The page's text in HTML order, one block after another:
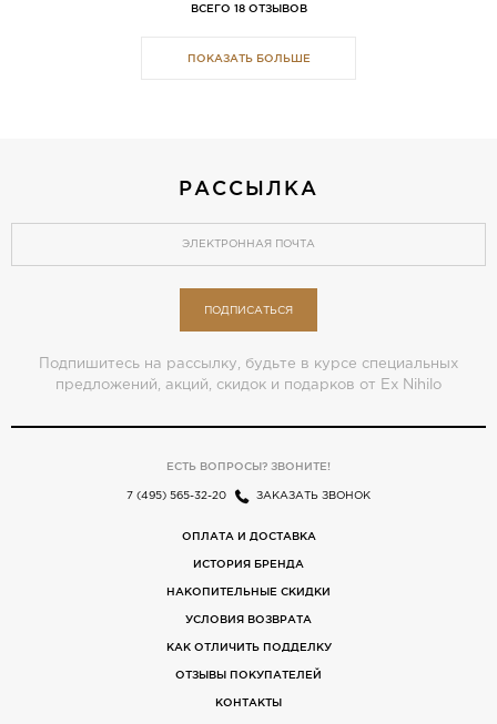
ВСЕГО 18 ОТЗЫВОВ
ПОКАЗАТЬ БОЛЬШЕ
РАССЫЛКА
ПОДПИСАТЬСЯ
Подпишитесь на рассылку, будьте в курсе специальных
предложений, акций, скидок и подарков от Ex Nihilo
ЕСТЬ ВОПРОСЫ? ЗВОНИТЕ!
7 (495) 565-32-20 ЗАКАЗАТЬ ЗВОНОК
ОПЛАТА И ДОСТАВКА
ИСТОРИЯ БРЕНДА
НАКОПИТЕЛЬНЫЕ СКИДКИ
УСЛОВИЯ ВОЗВРАТА
КАК ОТЛИЧИТЬ ПОДДЕЛКУ
ОТЗЫВЫ ПОКУПАТЕЛЕЙ
КОНТАКТЫ